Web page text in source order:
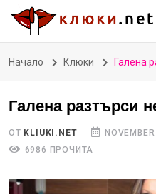
Начало Клюки Галена
Галена разтърси
ОТ KLIUKI.NET
6986 ПРОЧИТА